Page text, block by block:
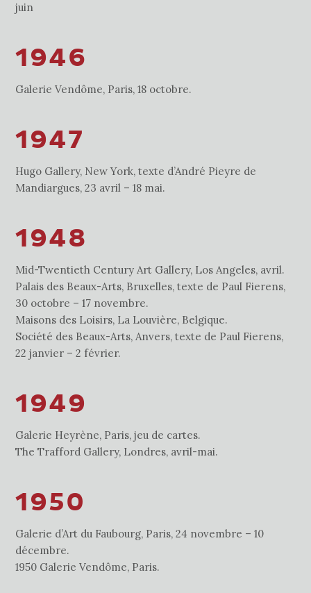
juin
1946
Galerie Vendôme, Paris, 18 octobre.
1947
Hugo Gallery, New York, texte d’André Pieyre de
Mandiargues, 23 avril – 18 mai.
1948
Mid-Twentieth Century Art Gallery, Los Angeles, avril.
Palais des Beaux-Arts, Bruxelles, texte de Paul Fierens,
30 octobre – 17 novembre.
Maisons des Loisirs, La Louvière, Belgique.
Société des Beaux-Arts, Anvers, texte de Paul Fierens,
22 janvier – 2 février.
1949
Galerie Heyrène, Paris, jeu de cartes.
The Trafford Gallery, Londres, avril-mai.
1950
Galerie d’Art du Faubourg, Paris, 24 novembre – 10
décembre.
1950 Galerie Vendôme, Paris.